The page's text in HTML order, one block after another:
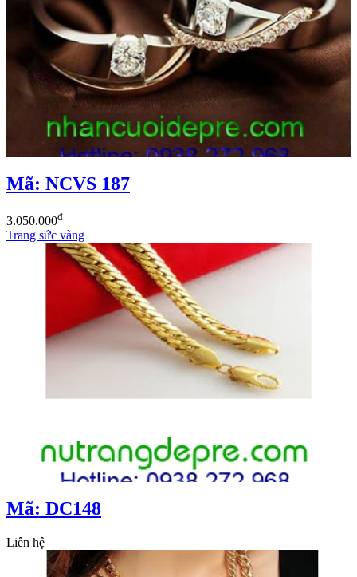
Mã: NCVS 187
3.050.000đ
Trang sức vàng
Mã: DC148
Liên hệ